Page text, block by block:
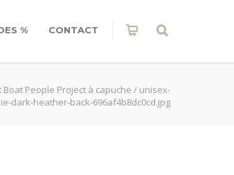
% CONTACT
Boat People Project à capuche / unisex-
dark-heather-back-696af4b8dc0cd.jpg